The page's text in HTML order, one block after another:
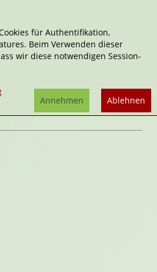
Pulp
| 15. März 2012
für Authentifikation,
Beim Verwenden dieser
wir diese notwendigen Session-
Ablehnen
Annehmen